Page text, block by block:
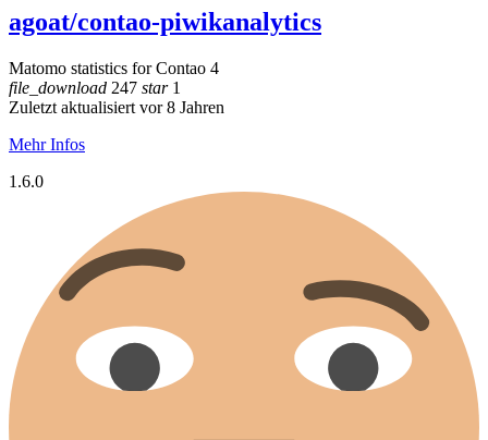
agoat/contao-piwikanalytics
Matomo statistics for Contao 4
file_download 247 star1
Zuletzt aktualisiert vor 8 Jahren
Mehr Infos
1.6.0